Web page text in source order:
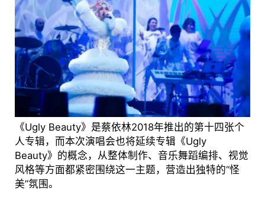
《Ugly Beauty》是蔡依林2018年推出的第十四张个
人专辑，而本次演唱会也将延续专辑《Ugly
Beauty》的概念，从整体制作、音乐舞蹈编排、视觉
风格等方面都紧密围绕这一主题，营造出独特的“怪
美”氛围。